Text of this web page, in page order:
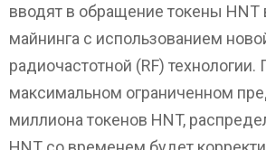
вводят в обращение токены HNT
майнинга с использованием
радиочастотной (RF) технологии.
максимальном ограниченном
миллиона токенов HNT,